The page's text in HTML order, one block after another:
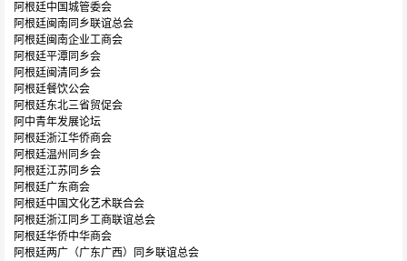
阿根廷中国城管委会
阿根廷闽南同乡联谊总会
阿根廷闽南企业工商会
阿根廷平潭同乡会
阿根廷闽清同乡会
阿根廷餐饮公会
阿根廷东北三省贸促会
阿中青年发展论坛
阿根廷浙江华侨商会
阿根廷温州同乡会
阿根廷江苏同乡会
阿根廷广东商会
阿根廷中国文化艺术联合会
阿根廷浙江同乡工商联谊总会
阿根廷华侨中华商会
阿根廷两广（广东广西）同乡联谊总会